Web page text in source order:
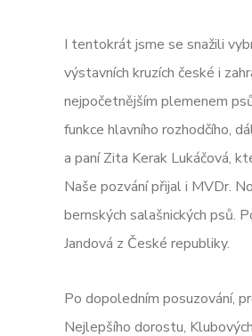
I tentokrát jsme se snažili
výstavních kruzích české i
nejpočetnějším plemenem
funkce hlavního rozhodčího,
a paní Zita Kerak Lukáčová,
Naše pozvání přijal i MVDr.
bernských salašnických psů.
Jandová z České republiky.
Po dopoledním posuzování,
Nejlepšího dorostu,